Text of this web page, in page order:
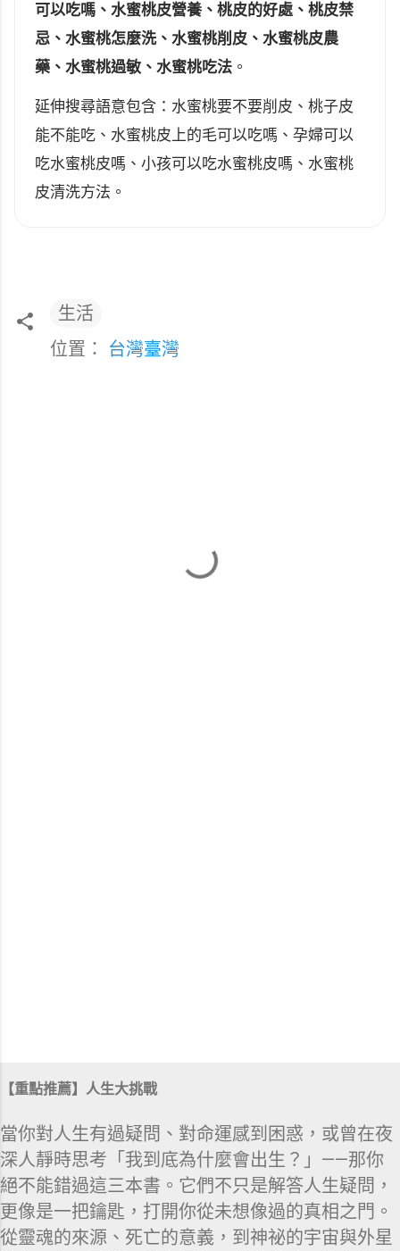
可以吃嗎、水蜜桃皮營養、桃皮的好處、桃皮禁
忌、水蜜桃怎麼洗、水蜜桃削皮、水蜜桃皮農
藥、水蜜桃過敏、水蜜桃吃法 。
延伸搜尋語意包含：水蜜桃要不要削皮、桃子皮
能不能吃、水蜜桃皮上的毛可以吃嗎、孕婦可以
吃水蜜桃皮嗎、小孩可以吃水蜜桃皮嗎、水蜜桃
皮清洗方法。
生活
位置： 台灣臺灣
【重點推薦】人生大挑戰
當你對人生有過疑問、對命運感到困惑，或曾在夜
深人靜時思考「我到底為什麼會出生？」——那你
絕不能錯過這三本書。它們不只是解答人生疑問，
更像是一把鑰匙，打開你從未想像過的真相之門。
從靈魂的來源、死亡的意義，到神祕的宇宙與外星